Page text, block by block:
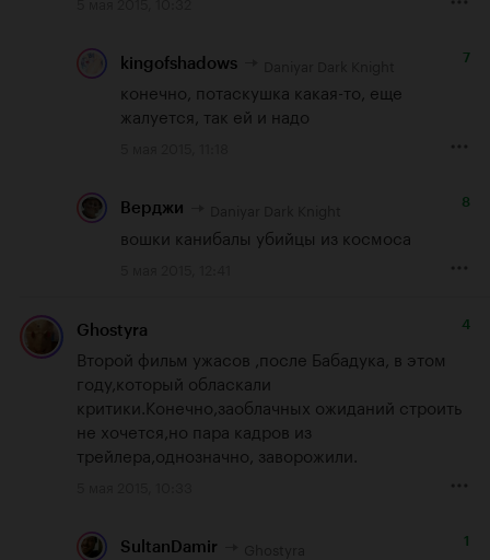
kingofshadows 7
конечно, потаскушка какая-то, еще
жалуется, так ей и надо
Верджи 8
вошки канибалы убийцы из космоса
Ghostyra 4
Второй фильм ужасов ,после Бабадука, в этом
году,который обласкали
критики.Конечно,заоблачных ожиданий строить
не хочется,но пара кадров из
трейлера,однозначно, заворожили.
SultanDamir 1